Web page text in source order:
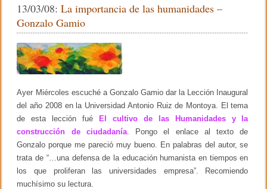
b
o
o
k
ar
tir
t
s
u
d
d
a
n
13/03/08:La importancia de las humanidades –
Gonzalo Gamio
Ayer Miércoles escuché a Gonzalo Gamio dar la Lección Inaugural
del año 2008 en la Universidad Antonio Ruiz de Montoya. El tema
de esta lección fué
El cultivo de las Humanidades y la
construcción de ciudadanía. Pongo el enlace al texto de
Gonzalo porque me pareció muy bueno. En palabras del autor, se
trata de “…una defensa de la educación humanista en tiempos en
los que proliferan las universidades empresa”. Recomiendo
muchísimo su lectura.